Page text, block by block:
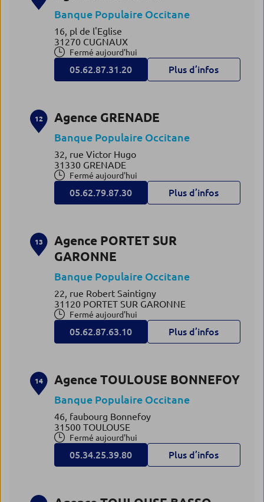
Banque Populaire Occitane
16, pl de l'Eglise
31270 CUGNAUX
Fermé aujourd'hui
05.62.87.31.20 Plus d’infos
12 Agence GRENADE
Banque Populaire Occitane
32, rue Victor Hugo
31330 GRENADE
Fermé aujourd'hui
05.62.79.87.30 Plus d’infos
13
Agence PORTET SUR
GARONNE
Banque Populaire Occitane
22, rue Robert Saintigny
31120 PORTET SUR GARONNE
Fermé aujourd'hui
05.62.87.63.10 Plus d’infos
14 Agence TOULOUSE BONNEFOY
Banque Populaire Occitane
46, faubourg Bonnefoy
31500 TOULOUSE
Fermé aujourd'hui
05.34.25.39.80 Plus d’infos